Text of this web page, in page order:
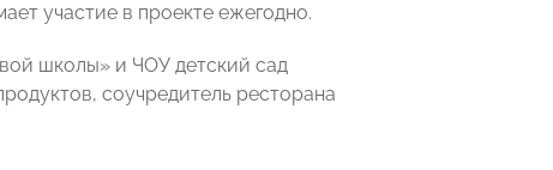
участие в проекте ежегодно.
школы» и ЧОУ детский сад
соучредитель ресторана